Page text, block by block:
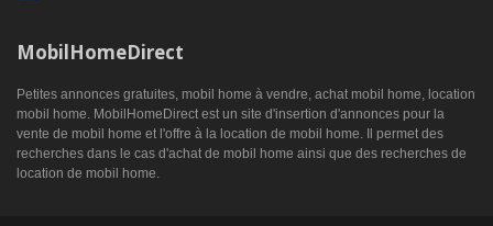
MobilHomeDirect
Petites annonces gratuites, mobil home à vendre, achat mobil home, location
mobil home. MobilHomeDirect est un site d'insertion d'annonces pour la
vente de mobil home et l'offre à la location de mobil home. Il permet des
recherches dans le cas d'achat de mobil home ainsi que des recherches de
location de mobil home.